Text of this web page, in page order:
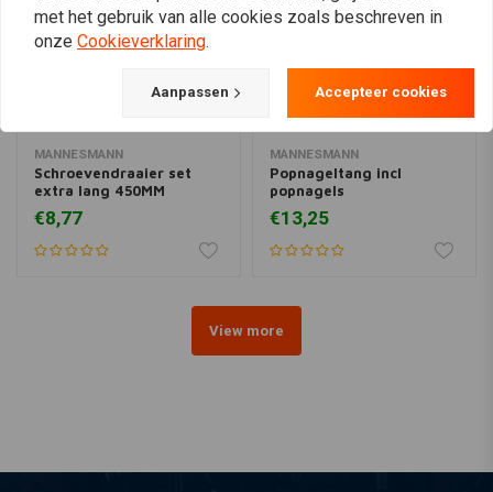
MANNESMANN
Schroevendraaier set
extra lang 450MM
€8,77
MANNESMANN
Popnageltang incl
popnagels
€13,25
View more
met het gebruik van alle cookies zoals beschreven in
onze Cookieverklaring.
Aanpassen Accepteer cookies